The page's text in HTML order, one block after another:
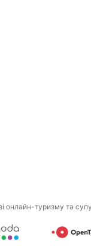
онлайн-туризму та